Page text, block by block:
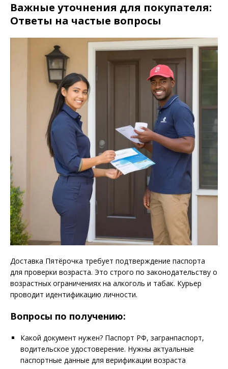
Важные уточнения для покупателя:
Ответы на частые вопросы
Доставка Пятёрочка требует подтверждение паспорта
для проверки возраста. Это строго по законодательству о
возрастных ограничениях на алкоголь и табак. Курьер
проводит идентификацию личности.
Вопросы по получению:
Какой документ нужен? Паспорт РФ, загранпаспорт,
водительское удостоверение. Нужны актуальные
паспортные данные для верификации возраста